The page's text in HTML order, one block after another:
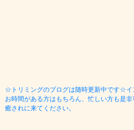
☆トリミングのブログは随時更新中です☆イ
お時間がある方はもちろん、忙しい方も是
癒されに来てください。